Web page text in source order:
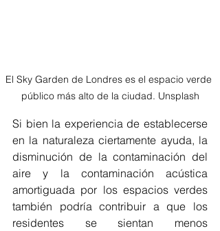
El Sky Garden de Londres es el espacio verde
público más alto de la ciudad. Unsplash
Si bien la experiencia de establecerse
en la naturaleza ciertamente ayuda, la
disminución de la contaminación del
aire y la contaminación acústica
amortiguada por los espacios verdes
también podría contribuir a que los
residentes se sientan menos